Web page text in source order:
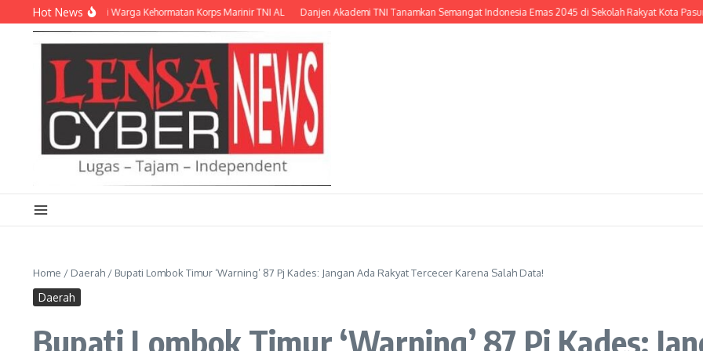
Lewati ke konten
Hot News
sebagai Warga Kehormatan Korps Marinir TNI AL Danjen Akademi TNI Tanamkan Semangat Indonesia Emas 2045 di Sekolah Rakyat Kota Pasuruan,
Home / Daerah / Bupati Lombok Timur ‘Warning’ 87 Pj Kades: Jangan Ada Rakyat Tercecer Karena Salah Data!
Daerah
Bupati Lombok Timur ‘Warning’ 87 Pj Kades: